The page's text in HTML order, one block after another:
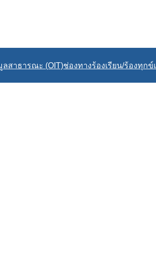
ลสาธารณะ (OIT)ช่องทางร้องเรียน/ร้องทุกข์